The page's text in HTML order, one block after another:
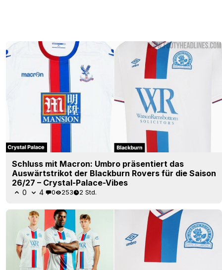
Schluss mit Macron: Umbro präsentiert das
Auswärtstrikot der Blackburn Rovers für die Saison
26/27 – Crystal-Palace-Vibes
0 4 0 253 2 Std.